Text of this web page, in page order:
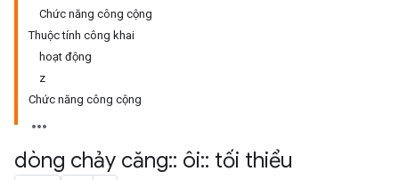
Chức năng công cộng
Thuộc tính công khai
hoạt động
z
Chức năng công cộng
dòng chảy căng:: ôi:: tối thiểu